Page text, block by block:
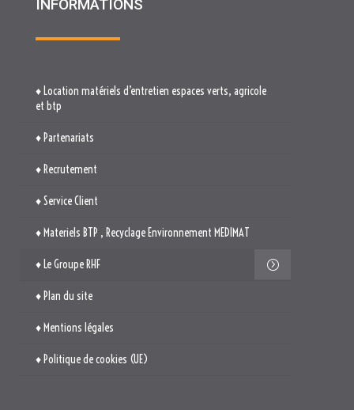
INFORMATIONS
♦ Location matériels d’entretien espaces verts, agricole
et btp
♦ Partenariats
♦ Recrutement
♦ Service Client
♦ Materiels BTP , Recyclage Environnement MEDIMAT
♦ Le Groupe RHF
♦ Plan du site
♦ Mentions légales
♦ Politique de cookies (UE)